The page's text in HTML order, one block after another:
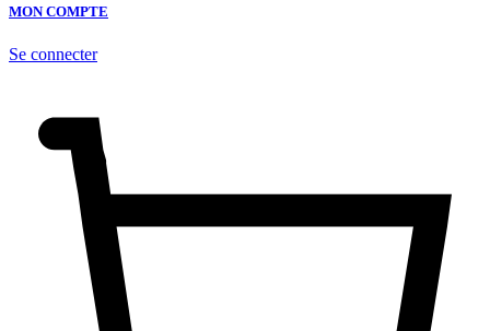
MON COMPTE
Se connecter